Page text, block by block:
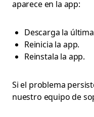
aparece en la app:
Descarga la
Reinicia la app.
Reinstala la app.
Si el problema
nuestro equipo de